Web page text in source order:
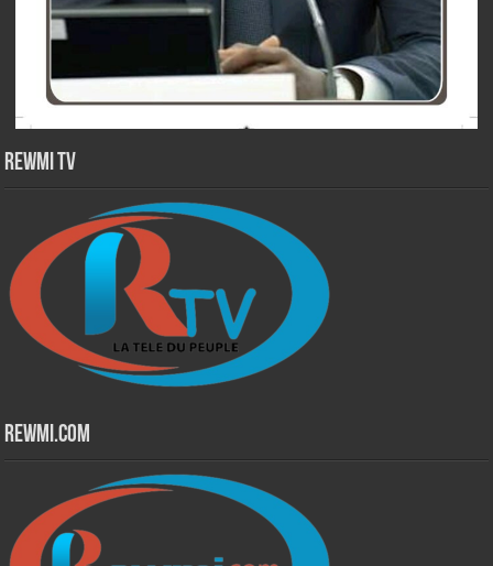
Rewmi TV
Rewmi.Com